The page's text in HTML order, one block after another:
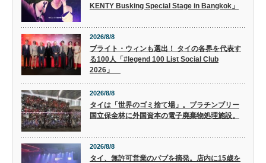
KENTY Busking Special Stage in Bangkok」
2026/8/8
ブライト・ウィンも選出！ タイの各界を代表す
る100人「#legend 100 List Social Club
2026」
2026/8/8
タイは「世界のゴミ捨て場」。プラチンブリー
国立保全林に外国資本の電子廃棄物処理施設。
2026/8/8
タイ、無許可営業のパブを摘発。店内に15歳を